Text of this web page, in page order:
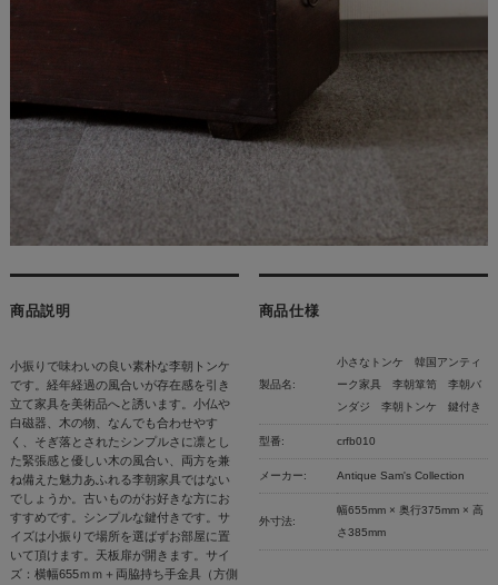
商品説明
小振りで味わいの良い素朴な李朝トンケ
です。経年経過の風合いが存在感を引き
立て家具を美術品へと誘います。小仏や
白磁器、木の物、なんでも合わせやす
く、そぎ落とされたシンプルさに凛とし
た緊張感と優しい木の風合い、両方を兼
ね備えた魅力あふれる李朝家具ではない
でしょうか。古いものがお好きな方にお
すすめです。シンプルな鍵付きです。サ
イズは小振りで場所を選ばずお部屋に置
いて頂けます。天板扉が開きます。サイ
ズ：横幅655ｍｍ＋両脇持ち手金具（方側
商品仕様
製品名:
小さなトンケ 韓国アンティ
ーク家具 李朝箪笥 李朝バ
ンダジ 李朝トンケ 鍵付き
型番: crfb010
メーカー: Antique Sam's Collection
外寸法:
幅655mm × 奥行375mm × 高
さ385mm